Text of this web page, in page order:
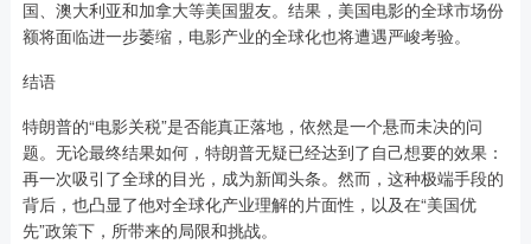
国、澳大利亚和加拿大等美国盟友。结果，美国电影的全球市场份
额将面临进一步萎缩，电影产业的全球化也将遭遇严峻考验。
结语
特朗普的“电影关税”是否能真正落地，依然是一个悬而未决的问
题。无论最终结果如何，特朗普无疑已经达到了自己想要的效果：
再一次吸引了全球的目光，成为新闻头条。然而，这种极端手段的
背后，也凸显了他对全球化产业理解的片面性，以及在“美国优
先”政策下，所带来的局限和挑战。